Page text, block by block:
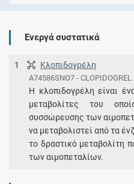
Ενεργά συστατικά
1 Κλοπιδογρέλη
A74586SNO7 - CLOPIDOGREL
Η κλοπιδογρέλη είναι
μεταβολίτες του
συσσώρευσης των
να μεταβολιστεί από τα
το δραστικό μεταβολίτη
των αιμοπεταλίων.